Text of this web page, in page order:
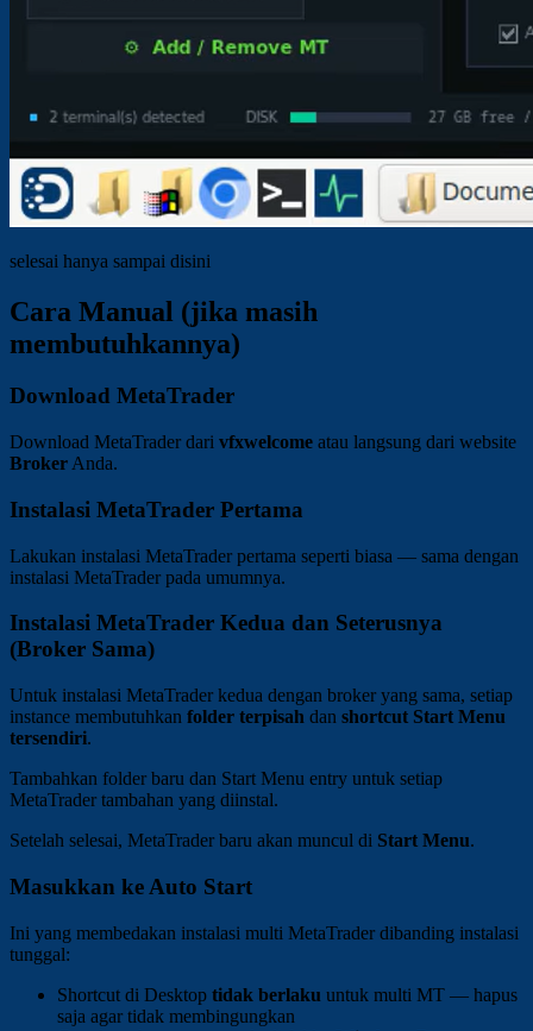
selesai hanya sampai disini
Cara Manual (jika masih
membutuhkannya)
Download MetaTrader
Download MetaTrader dari vfxwelcome atau langsung dari website
Broker Anda.
Instalasi MetaTrader Pertama
Lakukan instalasi MetaTrader pertama seperti biasa — sama dengan
instalasi MetaTrader pada umumnya.
Instalasi MetaTrader Kedua dan Seterusnya
(Broker Sama)
Untuk instalasi MetaTrader kedua dengan broker yang sama, setiap
instance membutuhkan folder terpisah dan shortcut Start Menu
tersendiri.
Tambahkan folder baru dan Start Menu entry untuk setiap
MetaTrader tambahan yang diinstal.
Setelah selesai, MetaTrader baru akan muncul di Start Menu.
Masukkan ke Auto Start
Ini yang membedakan instalasi multi MetaTrader dibanding instalasi
tunggal:
Shortcut di Desktop tidak berlaku untuk multi MT — hapus
saja agar tidak membingungkan